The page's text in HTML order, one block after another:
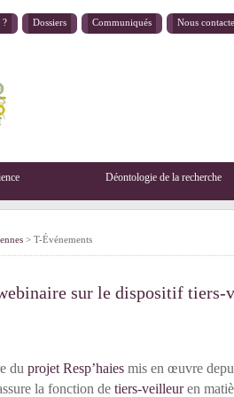
? Dossiers Communiqués Nous
Déontologie de la recherche
> T-Événements
sur le dispositif tiers-
du projet Resp’haies mis en œuvre
la fonction de tiers-veilleuren